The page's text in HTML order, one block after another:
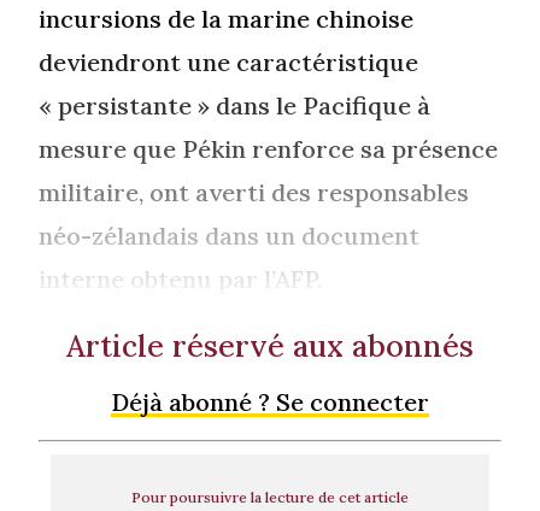
incursions de la marine chinoise
deviendront une caractéristique
« persistante » dans le Pacifique à
mesure que Pékin renforce sa présence
militaire, ont averti des responsables
néo-zélandais dans un document
interne obtenu par l’AFP.
Article réservé aux abonnés
Déjà abonné ? Se connecter
Pour poursuivre la lecture de cet article